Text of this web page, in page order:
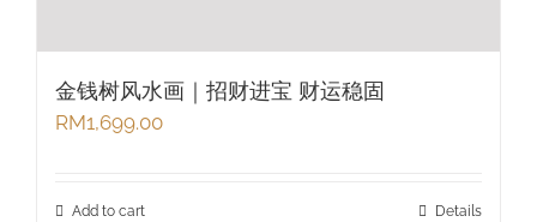
金钱树风水画｜招财进宝 财运稳固
RM1,699.00
Add to cart Details